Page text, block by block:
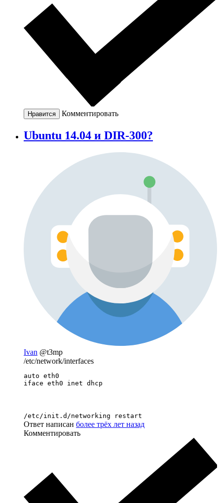
Нравится Комментировать
Ubuntu 14.04 и DIR-300?
Ivan @t3mp
/etc/network/interfaces
auto eth0
iface eth0 inet dhcp
/etc/init.d/networking restart
Ответ написан более трёх лет назад
Комментировать